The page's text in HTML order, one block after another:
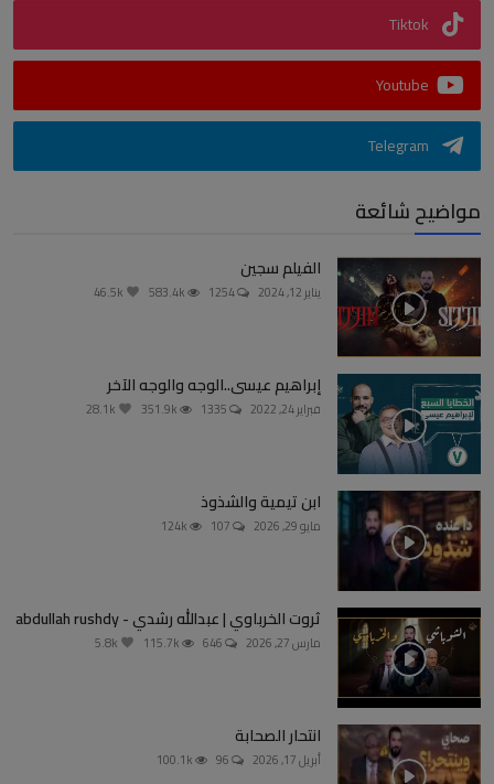
Tiktok
Youtube
Telegram
مواضيح شائعة
الفيلم سجين
يناير 12, 2024
إبراهيم عيسى..الوجه والوجه الآخر
فبراير 24, 2022
ابن تيمية والشذوذ
مايو 29, 2026
ثروت الخرباوي | عبدالله رشدي - abdullah rushdy
مارس 27, 2026
انتحار الصحابة
أبريل 17, 2026